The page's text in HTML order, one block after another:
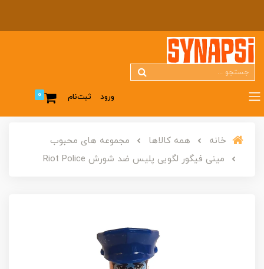
ورود ثبت‌نام 0
خانه همه کالاها
مجموعه های محبوب
مینی فیگور لگویی پلیس ضد شورش Riot Police